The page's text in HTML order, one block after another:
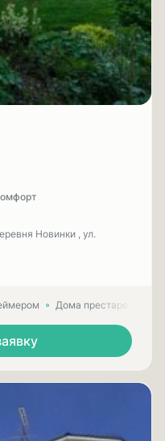
Новинки , ул.
Дома престарелых